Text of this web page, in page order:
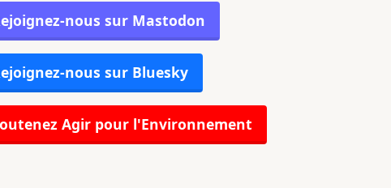
nous sur Mastodon
nous sur Bluesky
Agir pour l'Environnement